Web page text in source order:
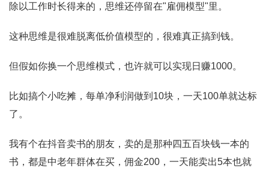
除以工作时长得来的，思维还停留在"雇佣模型"里。
这种思维是很难脱离低价值模型的，很难真正搞到钱。
但假如你换一个思维模式，也许就可以实现日赚1000。
比如搞个小吃摊，每单净利润做到10块，一天100单就达标
了。
我有个在抖音卖书的朋友，卖的是那种四五百块钱一本的
书，都是中老年群体在买，佣金200，一天能卖出5本也就